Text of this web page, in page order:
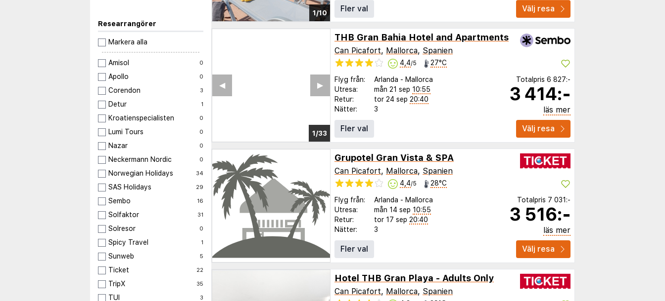
Researrangörer
Markera alla
Amisol 0
Apollo 0
Corendon 3
Detur 1
Kroatienspecialisten 0
Lumi Tours 0
Nazar 0
Neckermann Nordic 0
Norwegian Holidays 34
SAS Holidays 29
Sembo 16
Solfaktor 31
Solresor 0
Spicy Travel 1
Sunweb 5
Ticket 22
TripX 35
TUI 3
1/10
Fler val
Välj resa
1/24
▶︎
◀︎
THB Gran Bahia Hotel and Apartments
Can Picafort, Mallorca, Spanien
4,4/5 27°C
Flyg från: Arlanda - Mallorca
Utresa:
mån 21 sep 10:55
Retur:
tor 24 sep 20:40
Nätter:
3
Totalpris 6 827:-
3 414:-
läs mer
Fler val
Välj resa
Grupotel Gran Vista & SPA
Can Picafort, Mallorca, Spanien
4,4/5 28°C
Flyg från: Arlanda - Mallorca
Utresa:
mån 14 sep 10:55
Retur:
tor 17 sep 20:40
Nätter:
3
Totalpris 7 031:-
3 516:-
läs mer
Fler val
Välj resa
Hotel THB Gran Playa - Adults Only
Can Picafort, Mallorca, Spanien